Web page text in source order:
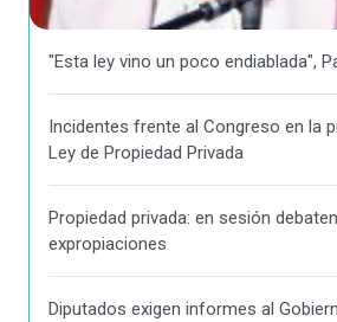
"Esta ley vino un poco endiablada",
Incidentes frente al Congreso en la
Ley de Propiedad Privada
Propiedad privada: en sesión
expropiaciones
Diputados exigen informes al